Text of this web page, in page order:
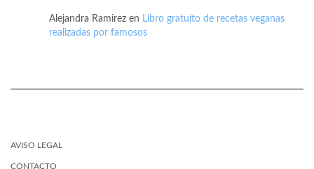
Alejandra Ramirez en Libro gratuito de recetas veganas
realizadas por famosos
AVISO LEGAL
CONTACTO